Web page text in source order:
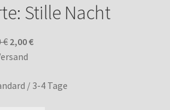
Stille Nacht
€ Ursprünglicher
Preis
2,50 €
2,00€Aktueller
2,00 €.
/ 3-4 Tage